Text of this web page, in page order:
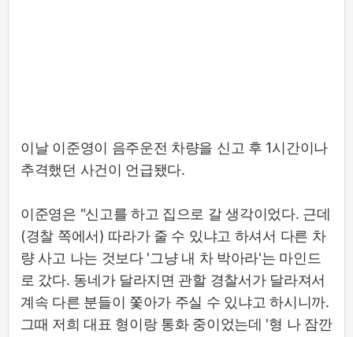
이날 이준영이 음주운전 차량을 신고 후 1시간이나
추격했던 사건이 언급됐다.
이준영은 "신고를 하고 집으로 갈 생각이었다. 근데
(경찰 쪽에서) 따라가 줄 수 있냐고 하셔서 다른 차
량 사고 나는 것보다 '그냥 내 차 박아라'는 마인드
로 갔다. 동네가 달라지면 관할 경찰서가 달라져서
계속 다른 분들이 쫓아가 주실 수 있냐고 하시니까.
그때 저희 대표 형이랑 통화 중이었는데 '형 나 잠깐